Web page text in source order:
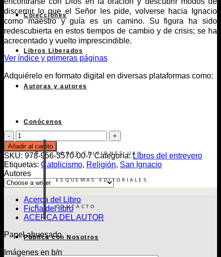
Colecciones
Libros Liberados
Autoras y autores
Conócenos
SOBRE EDICIONES UAH
ESQUEMAS EDITORIALES
CONTACTO
Publica con Nosotros
discernir lo que el Señor les pide, volverse hacia Ignacio
como maestro y guía es un camino. Su figura ha sido
redescubierta en estos tiempos de cambio y de crisis; se ha
acrecentado y vuelto imprescindible.
Ver índice y primeras páginas
Adquiérelo en formato digital en diversas plataformas como:
Amar
y
servir
a
Cristo
cantidad
Añadir al carrito
SKU: 978-956-3570-00-7 Categoría:Libros del entrevero
Etiquetas: Catolicismo, Religión, San Ignacio
Autores
Acerca del Libro
Ficha del libro
ACERCA DEL AUTOR
Papel ahuesado
Imágenes en b/n